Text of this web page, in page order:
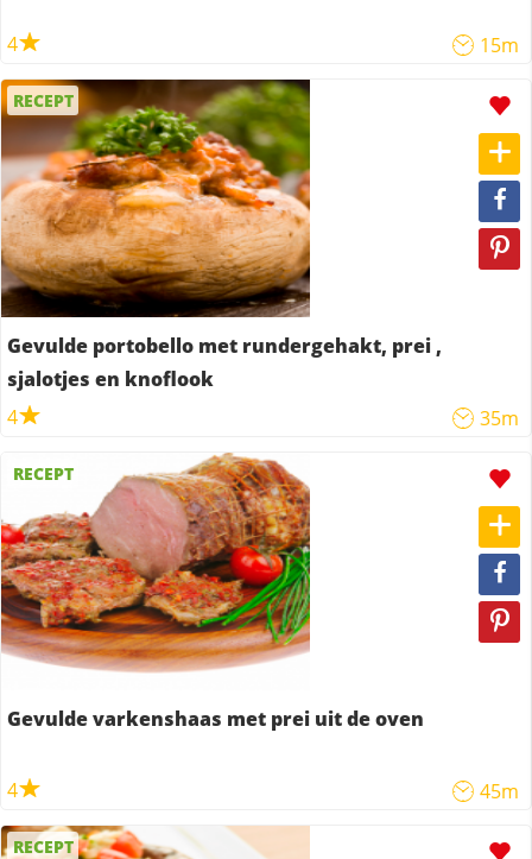
4 15m
RECEPT
Gevulde portobello met rundergehakt, prei ,
sjalotjes en knoflook
4
35m
RECEPT
Gevulde varkenshaas met prei uit de oven
4 45m
RECEPT